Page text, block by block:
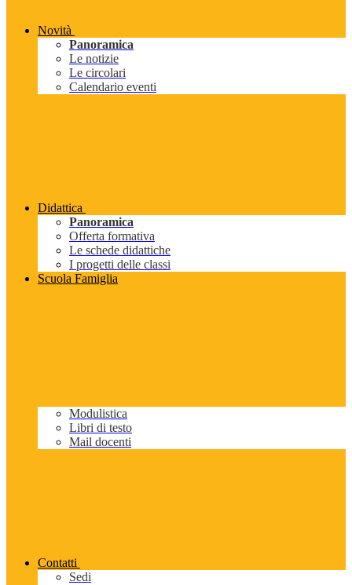
Novità
Panoramica
Le notizie
Le circolari
Calendario eventi
Didattica
Panoramica
Offerta formativa
Le schede didattiche
I progetti delle classi
Scuola Famiglia
Modulistica
Libri di testo
Mail docenti
Contatti
Sedi